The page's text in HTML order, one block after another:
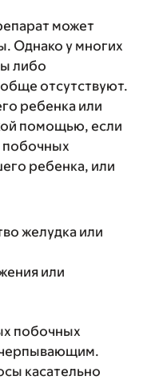
может
Однако у многих
либо
отсутствуют.
ребенка или
помощью, если
побочных
ребенка, или
желудка или
или
побочных
касательно